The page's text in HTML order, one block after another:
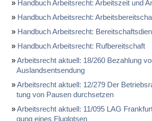
Hand­buch Ar­beits­recht: Ar­beits­zeit und
Hand­buch Ar­beits­recht:
Hand­buch Ar­beits­recht:
Hand­buch Ar­beits­recht: Ruf­be­reit­schaft
Ar­beits­recht ak­tu­ell: 18/260 Be­zah­lung
Aus­lands­ent­sen­dung
Ar­beits­recht ak­tu­ell: 12/279 Der
tung von Pau­sen durch­set­zen
Ar­beits­recht ak­tu­ell: 11/095 LAG
gung ei­nes Flug­lot­sen